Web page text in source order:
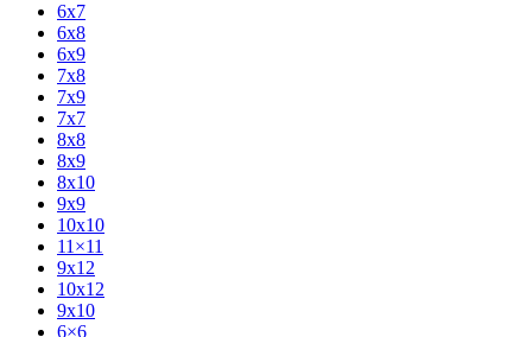
6x7
6x8
6x9
7x8
7x9
7x7
8x8
8x9
8x10
9x9
10x10
11×11
9x12
10x12
9x10
6×6